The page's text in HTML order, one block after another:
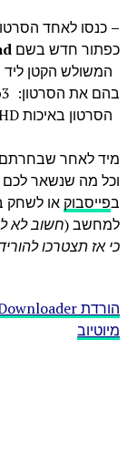
– כנסו לאחד
כפתור חדש בשם
המשולש הקטן ליד
בהם את הסרטון: mp4 ,flv ,mp3 וגם את
הסרטון באיכות HD.
מיד לאחר שבחרתם
וכל מה שנשאר לכם
בפייסבוק או לשחק
למחשב (חשוב לא
כי אז תצטרכו
מיוטיוב